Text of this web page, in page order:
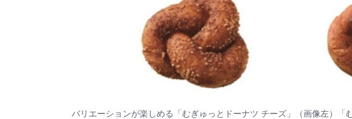
バリエーションが楽しめる「むぎゅっとドーナツ チーズ」（画像左）「